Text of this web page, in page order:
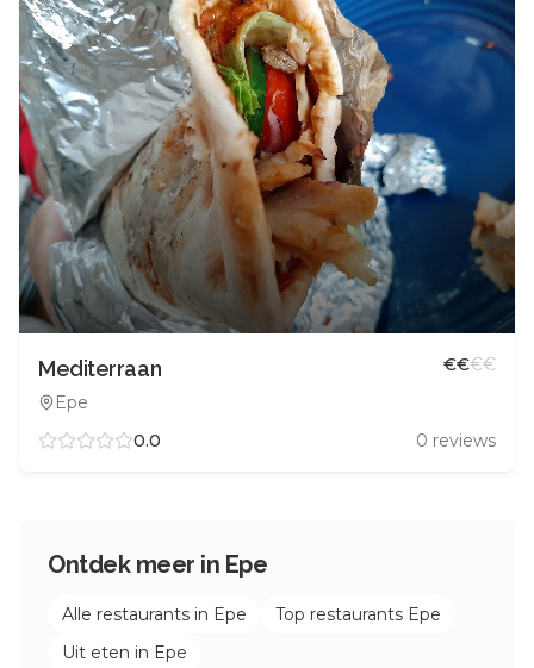
Mediterraan
Epe
€€€€
0.0 0 reviews
Ontdek meer in Epe
Alle restaurants in Epe Top restaurants Epe
Uit eten in Epe